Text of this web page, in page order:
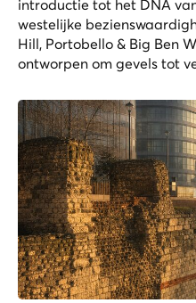
introductie tot het DNA
westelijke
Hill, Portobello & Big Ben
ontworpen om gevels tot